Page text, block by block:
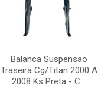
Balanca Suspensao
Traseira Cg/Titan 2000 A
2008 Ks Preta - C...